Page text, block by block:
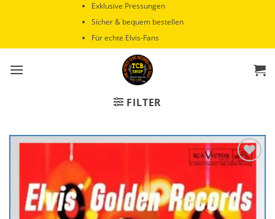
Exklusive Pressungen
Sicher & bequem bestellen
Für echte Elvis-Fans
FILTER
Wunschliste
hinzufügen